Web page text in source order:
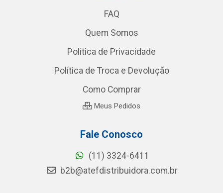
FAQ
Quem Somos
Política de Privacidade
Política de Troca e Devolução
Como Comprar
Meus Pedidos
Fale Conosco
(11) 3324-6411
b2b@atefdistribuidora.com.br